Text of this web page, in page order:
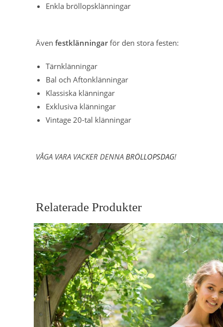
Enkla bröllopsklänningar
Även festklänningarför den stora festen:
Tärnklänningar
Bal och Aftonklänningar
Klassiska klänningar
Exklusiva klänningar
Vintage 20-tal klänningar
VÅGA VARA VACKER DENNA BRÖLLOPSDAG!
Relaterade Produkter